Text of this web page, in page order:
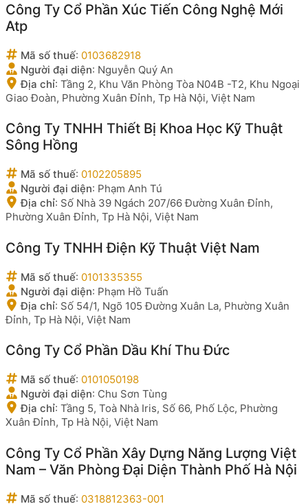
Công Ty Cổ Phần Xúc Tiến Công Nghệ Mới
Atp
Mã số thuế: 0103682918
Người đại diện: Nguyễn Quý An
Địa chỉ: Tầng 2, Khu Văn Phòng Tòa N04B -T2, Khu Ngoại
Giao Đoàn, Phường Xuân Đỉnh, Tp Hà Nội, Việt Nam
Công Ty TNHH Thiết Bị Khoa Học Kỹ Thuật
Sông Hồng
Mã số thuế: 0102205895
Người đại diện: Phạm Anh Tú
Địa chỉ: Số Nhà 39 Ngách 207/66 Đường Xuân Đỉnh,
Phường Xuân Đỉnh, Tp Hà Nội, Việt Nam
Công Ty TNHH Điện Kỹ Thuật Việt Nam
Mã số thuế: 0101335355
Người đại diện: Phạm Hồ Tuấn
Địa chỉ: Số 54/1, Ngõ 105 Đường Xuân La, Phường Xuân
Đỉnh, Tp Hà Nội, Việt Nam
Công Ty Cổ Phần Dầu Khí Thu Đức
Mã số thuế: 0101050198
Người đại diện: Chu Sơn Tùng
Địa chỉ: Tầng 5, Toà Nhà Iris, Số 66, Phố Lộc, Phường
Xuân Đỉnh, Tp Hà Nội, Việt Nam
Công Ty Cổ Phần Xây Dựng Năng Lượng Việt
Nam – Văn Phòng Đại Diện Thành Phố Hà Nội
Mã số thuế: 0318812363-001